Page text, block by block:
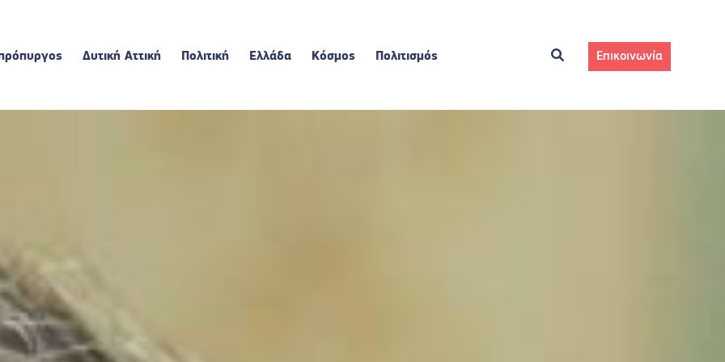
Δυτική Αττική Πολιτική Ελλάδα Κόσμος Πολιτισμός Επικοινωνία